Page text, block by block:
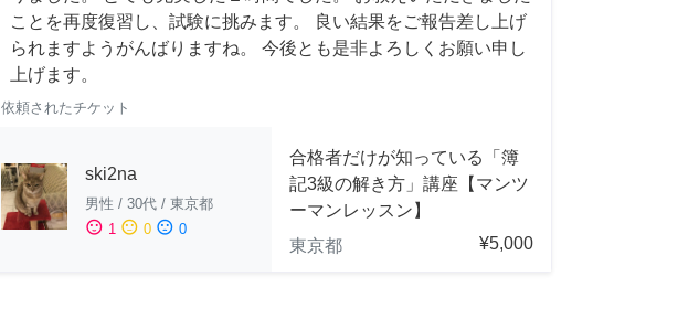
ことを再度復習し、試験に挑みます。 良い結果をご報告差し上げ
られますようがんばりますね。 今後とも是非よろしくお願い申し
上げます。
依頼されたチケット
ski2na
男性 / 30代 / 東京都
sentiment_satisfied 1 sentiment_neutral 0 sentiment_dissatisfied 0
合格者だけが知っている「簿
記3級の解き方」講座【マンツ
ーマンレッスン】
東京都
¥5,000